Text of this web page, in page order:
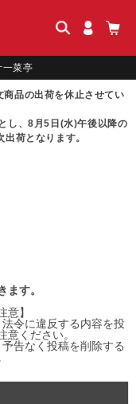
菜亭
品の出荷を休止させてい
し、8月5日(水)午後以降の
荷となります。
ます。
意】
令に違反する内容を投
意ください。
告なく投稿を削除する